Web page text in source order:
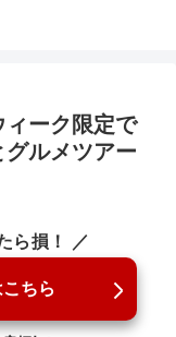
ィーク限定で
ルメツアー
ら損！ ／
ちら